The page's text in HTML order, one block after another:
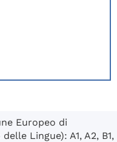
Europeo di
Lingue): A1, A2, B1,